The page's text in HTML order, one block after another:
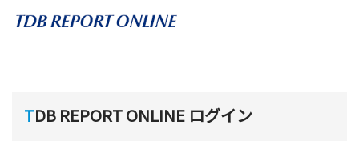
TDB REPORT ONLINE ログイン